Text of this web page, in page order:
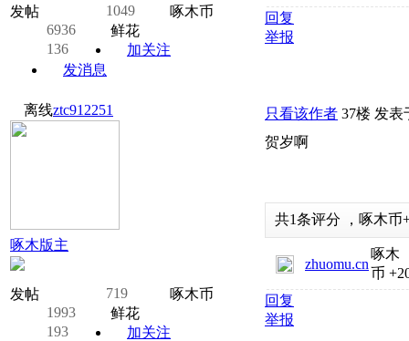
发帖 1049
啄木币
6936
鲜花
136
加关注
发消息
回复
举报
离线ztc912251
啄木版主
发帖 719
啄木币
1993
鲜花
193
加关注
只看该作者 37楼 发表
贺岁啊
共1条评分 ， 啄木币
zhuomu.cn
啄木
币
回复
举报